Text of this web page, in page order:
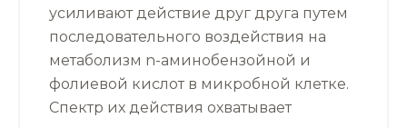
усиливают действие друг друга путем
последовательного воздействия на
метаболизм n-аминобензойной и
фолиевой кислот в микробной клетке.
Спектр их действия охватывает